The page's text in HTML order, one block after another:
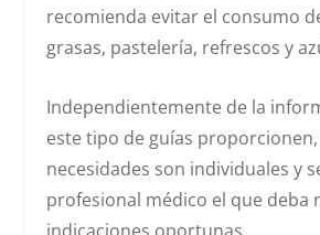
recomienda evitar el consumo
grasas, pastelería, refrescos y
Independientemente de la
este tipo de guías proporcionen,
necesidades son individuales y
profesional médico el que deba